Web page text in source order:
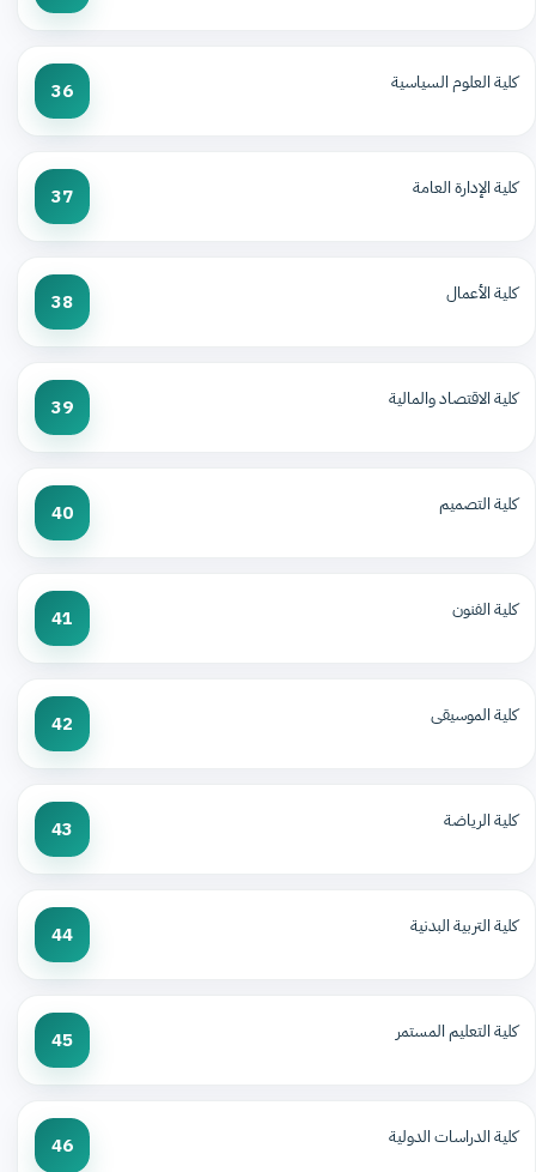
كلية العلوم السياسية 36
كلية الإدارة العامة 37
كلية الأعمال 38
كلية الاقتصاد والمالية 39
كلية التصميم 40
كلية الفنون 41
كلية الموسيقى 42
كلية الرياضة 43
كلية التربية البدنية 44
كلية التعليم المستمر 45
كلية الدراسات الدولية 46